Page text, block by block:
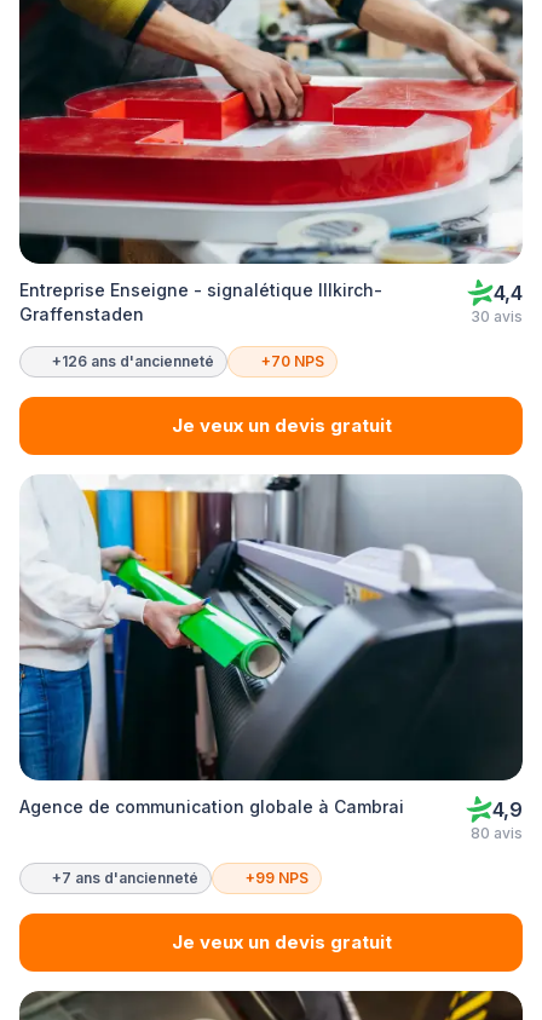
Entreprise Enseigne - signalétique Illkirch-
Graffenstaden
4,4
30 avis
+126 ans d'ancienneté +70 NPS
Je veux un devis gratuit
Agence de communication globale à Cambrai 4,9
80 avis
+7 ans d'ancienneté +99 NPS
Je veux un devis gratuit